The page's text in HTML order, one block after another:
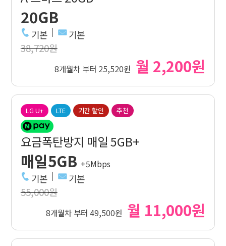
20GB
기본 기본
38,720원
8개월차 부터 25,520원 월 2,200원
LG U+ LTE 기간 할인 추천
요금폭탄방지 매일 5GB+
매일5GB +5Mbps
기본 기본
55,000원
8개월차 부터 49,500원 월 11,000원